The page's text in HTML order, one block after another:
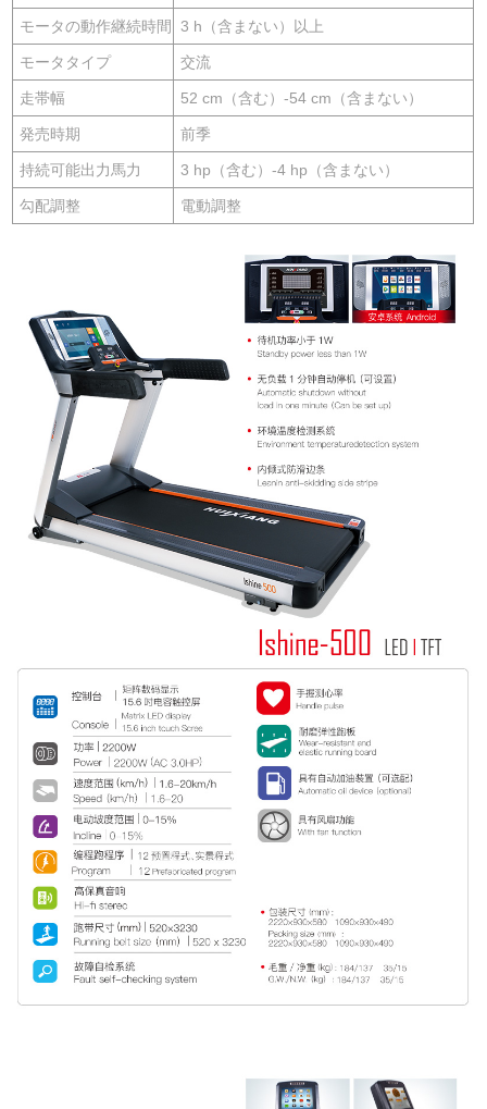
モータの動作継続時間 3 h（含まない）以上
モータタイプ 交流
走帯幅 52 cm（含む）-54 cm（含まない）
発売時期 前季
持続可能出力馬力 3 hp（含む）-4 hp（含まない）
勾配調整 電動調整